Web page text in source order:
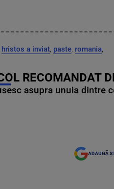
hristos a inviat, paste, romania,
RECOMANDAT
asupra unuia dintre
ADAUGĂ